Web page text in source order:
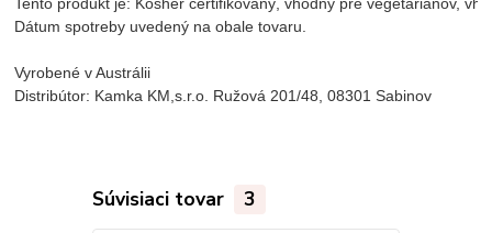
Tento produkt je: Kosher certifikovaný, vhodný pre vegetariánov,
Dátum spotreby uvedený na obale tovaru.
Vyrobené v Austrálii
Distribútor: Kamka KM,s.r.o. Ružová 201/48, 08301 Sabinov
Súvisiaci tovar 3